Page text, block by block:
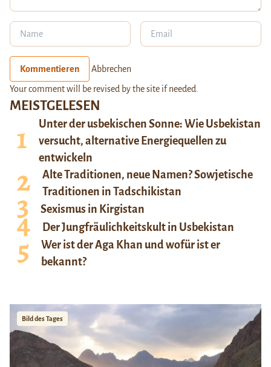
MEISTGELESEN
Unter der usbekischen Sonne: Wie Usbekistan
versucht, alternative Energiequellen zu
entwickeln
Alte Traditionen, neue Namen? Sowjetische
Traditionen in Tadschikistan
Sexismus in Kirgistan
Der Jungfräulichkeitskult in Usbekistan
Wer ist der Aga Khan und wofür ist er
bekannt?
Bild des Tages
Kommentieren Abbrechen
Your comment will be revised by the site if needed.